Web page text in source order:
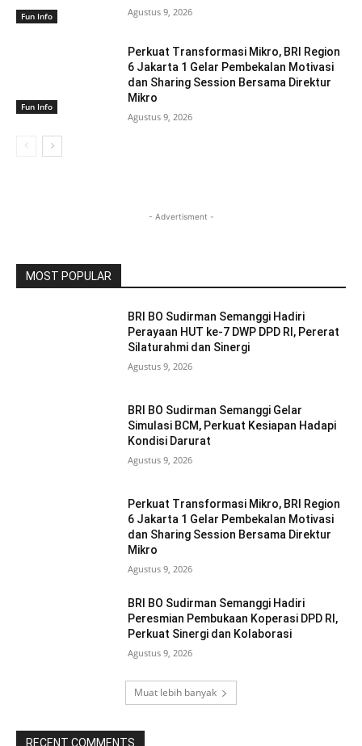
Fun Info Agustus 9, 2026
Fun Info
Perkuat Transformasi Mikro, BRI Region
6 Jakarta 1 Gelar Pembekalan Motivasi
dan Sharing Session Bersama Direktur
Mikro
Agustus 9, 2026
- Advertisment -
MOST POPULAR
BRI BO Sudirman Semanggi Hadiri
Perayaan HUT ke-7 DWP DPD RI, Pererat
Silaturahmi dan Sinergi
Agustus 9, 2026
BRI BO Sudirman Semanggi Gelar
Simulasi BCM, Perkuat Kesiapan Hadapi
Kondisi Darurat
Agustus 9, 2026
Perkuat Transformasi Mikro, BRI Region
6 Jakarta 1 Gelar Pembekalan Motivasi
dan Sharing Session Bersama Direktur
Mikro
Agustus 9, 2026
BRI BO Sudirman Semanggi Hadiri
Peresmian Pembukaan Koperasi DPD RI,
Perkuat Sinergi dan Kolaborasi
Agustus 9, 2026
Muat lebih banyak
RECENT COMMENTS